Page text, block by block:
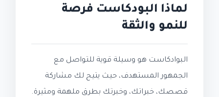
لماذا البودكاست فرصة
للنمو والثقة
البوادكاست هو وسيلة قوية للتواصل مع
الجمهور المستهدف، حيث يتيح لك مشاركة
قصصك، خبراتك، وخبرتك بطرق ملهمة ومثيرة.